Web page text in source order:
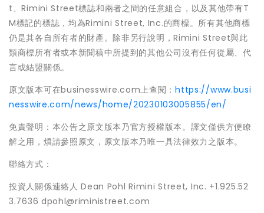
t、Rimini Street標誌和兩者之間的任意組合，以及其他帶有T
M標記的標誌，均為Rimini Street, Inc.的商標。所有其他商標
仍是其各自所有者的財產。除非另行說明，Rimini Street與此
類商標所有者或本新聞稿中所提到的其他公司沒有任何從屬、代
言或結盟關係。
原文版本可在businesswire.com上查閱：https://www.busi
nesswire.com/news/home/20230103005855/en/
免責聲明：本公告之原文版本乃官方授權版本。譯文僅供方便瞭
解之用，煩請參照原文，原文版本乃唯一具法律效力之版本。
聯絡方式：
投資人關係連絡人 Dean Pohl Rimini Street, Inc. +1.925.52
3.7636 dpohl@riministreet.com